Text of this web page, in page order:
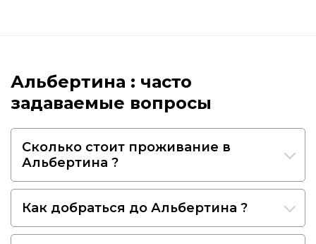
Альбертина : часто
задаваемые вопросы
Сколько стоит проживание в
Альбертина ?
Как добраться до Альбертина ?